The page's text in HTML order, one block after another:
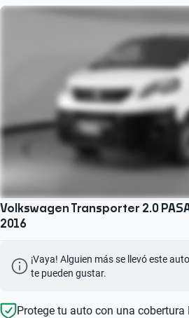
Volkswagen Transporter 2.0
2016
¡Vaya! Alguien más se llevó este
te pueden gustar.
Protege tu auto con una cobertura